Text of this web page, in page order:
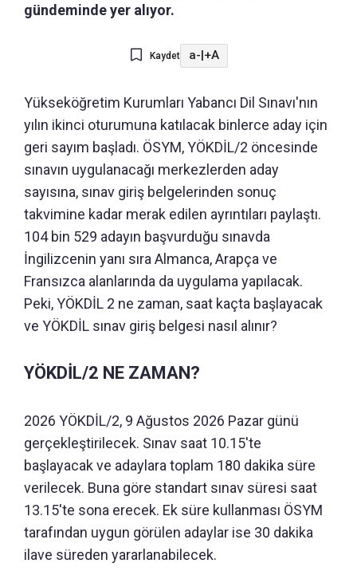
gündeminde yer alıyor.
Kaydet a- +A
Yükseköğretim Kurumları Yabancı Dil Sınavı'nın
yılın ikinci oturumuna katılacak binlerce aday için
geri sayım başladı. ÖSYM, YÖKDİL/2 öncesinde
sınavın uygulanacağı merkezlerden aday
sayısına, sınav giriş belgelerinden sonuç
takvimine kadar merak edilen ayrıntıları paylaştı.
104 bin 529 adayın başvurduğu sınavda
İngilizcenin yanı sıra Almanca, Arapça ve
Fransızca alanlarında da uygulama yapılacak.
Peki, YÖKDİL 2 ne zaman, saat kaçta başlayacak
ve YÖKDİL sınav giriş belgesi nasıl alınır?
YÖKDİL/2 NE ZAMAN?
2026 YÖKDİL/2, 9 Ağustos 2026 Pazar günü
gerçekleştirilecek. Sınav saat 10.15'te
başlayacak ve adaylara toplam 180 dakika süre
verilecek. Buna göre standart sınav süresi saat
13.15'te sona erecek. Ek süre kullanması ÖSYM
tarafından uygun görülen adaylar ise 30 dakika
ilave süreden yararlanabilecek.